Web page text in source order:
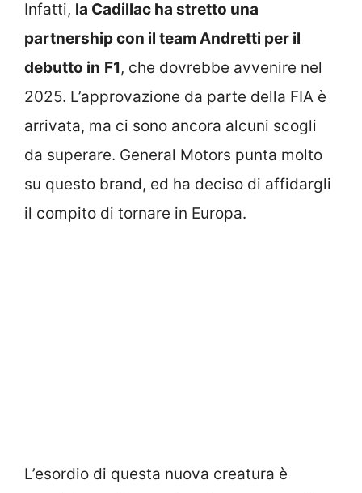
Infatti, la Cadillac ha stretto una
partnership con il team Andretti per il
debutto in F1, che dovrebbe avvenire nel
2025. L’approvazione da parte della FIA è
arrivata, ma ci sono ancora alcuni scogli
da superare. General Motors punta molto
su questo brand, ed ha deciso di affidargli
il compito di tornare in Europa.
L’esordio di questa nuova creatura è